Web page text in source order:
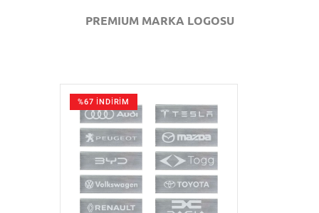
PREMIUM MARKA LOGOSU
%67 İNDİRİM
GÖZAT